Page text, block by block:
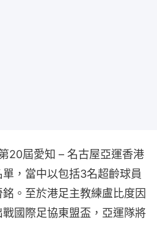
20屆愛知 – 名古屋亞運香港
，當中以包括3名超齡球員
。至於港足主教練盧比度因
國際足協東盟盃，亞運隊將